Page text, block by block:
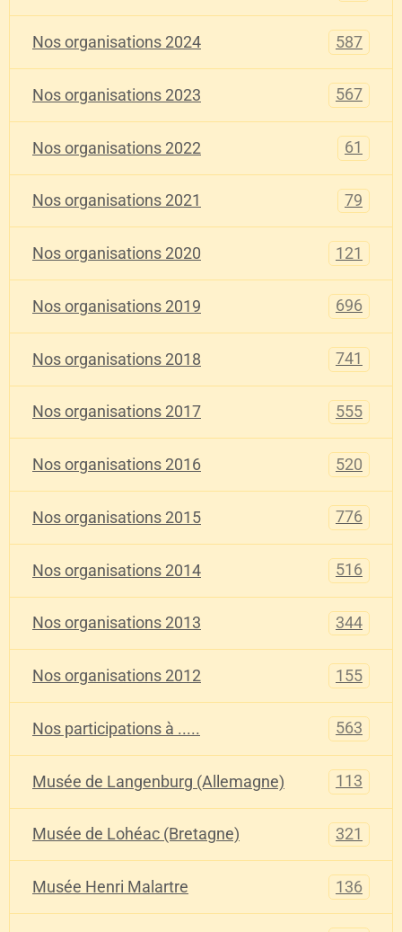
Nos organisations 2024 587
Nos organisations 2023 567
Nos organisations 2022 61
Nos organisations 2021 79
Nos organisations 2020 121
Nos organisations 2019 696
Nos organisations 2018 741
Nos organisations 2017 555
Nos organisations 2016 520
Nos organisations 2015 776
Nos organisations 2014 516
Nos organisations 2013 344
Nos organisations 2012 155
Nos participations à ..... 563
Musée de Langenburg (Allemagne) 113
Musée de Lohéac (Bretagne) 321
Musée Henri Malartre 136